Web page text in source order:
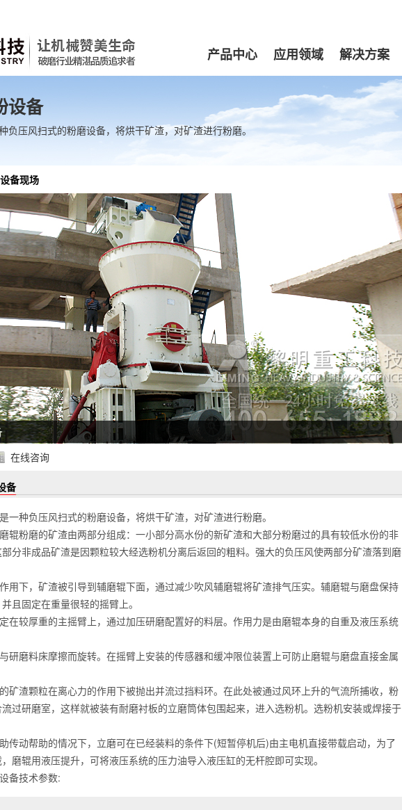
产品中心 应用领域 解决方案
设备
负压风扫式的粉磨设备，将烘干矿渣，对矿渣进行粉磨。
备现场
在线咨询
备
一种负压风扫式的粉磨设备，将烘干矿渣，对矿渣进行粉磨。
辊粉磨的矿渣由两部分组成：一小部分高水份的新矿渣和大部分粉磨过的具有较低水份的非
分非成品矿渣是因颗粒较大经选粉机分离后返回的粗料。强大的负压风使两部分矿渣落到磨
用下，矿渣被引导到辅磨辊下面，通过减少吹风辅磨辊将矿渣排气压实。辅磨辊与磨盘保持
且固定在重量很轻的摇臂上。
在较厚重的主摇臂上，通过加压研磨配置好的料层。作用力是由磨辊本身的自重及液压系统
研磨料床摩擦而旋转。在摇臂上安装的传感器和缓冲限位装置上可防止磨辊与磨盘直接金属
矿渣颗粒在离心力的作用下被抛出并流过挡料环。在此处被通过风环上升的气流所捕收，粉
过研磨室，这样就被装有耐磨衬板的立磨筒体包围起来，进入选粉机。选粉机安装或焊接于
传动帮助的情况下，立磨可在已经装料的条件下(短暂停机后)由主电机直接带载启动，为了
磨辊用液压提升，可将液压系统的压力油导入液压缸的无杆腔即可实现。
备技术参数: